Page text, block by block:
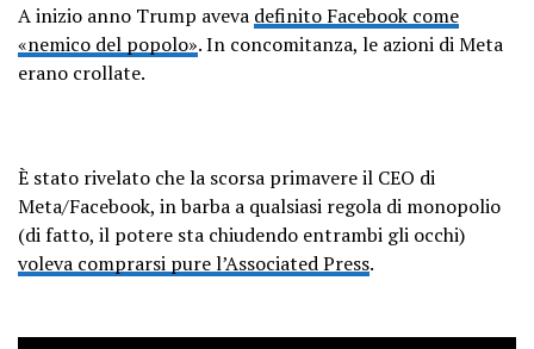
A inizio anno Trump aveva definito Facebook come
«nemico del popolo». In concomitanza, le azioni di Meta
erano crollate.
È stato rivelato che la scorsa primavere il CEO di
Meta/Facebook, in barba a qualsiasi regola di monopolio
(di fatto, il potere sta chiudendo entrambi gli occhi)
voleva comprarsi pure l’Associated Press.